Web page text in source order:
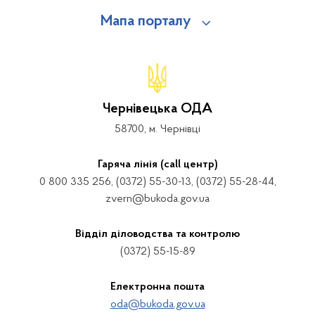
Мапа порталу
Чернівецька ОДА
58700, м. Чернівці
Гаряча лінія (call центр)
0 800 335 256, (0372) 55-30-13, (0372) 55-28-44,
zvern@bukoda.gov.ua
Відділ діловодства та контролю
(0372) 55-15-89
Електронна пошта
oda@bukoda.gov.ua